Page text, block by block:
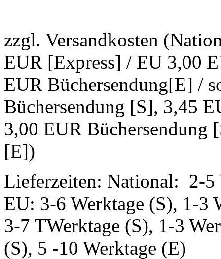
zzgl. Versandkosten
EUR [Express] / EU 3,00
EUR Büchersendung[E] /
Büchersendung [S], 3,45
3,00 EUR Büchersendung
[E])
Lieferzeiten: National: 2-5
EU: 3-6 Werktage (S), 1-3
3-7 TWerktage (S), 1-3
(S), 5 -10 Werktage (E)